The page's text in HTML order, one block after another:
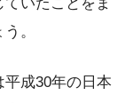
。
成30年の日本